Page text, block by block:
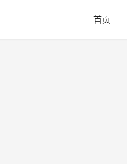
首页